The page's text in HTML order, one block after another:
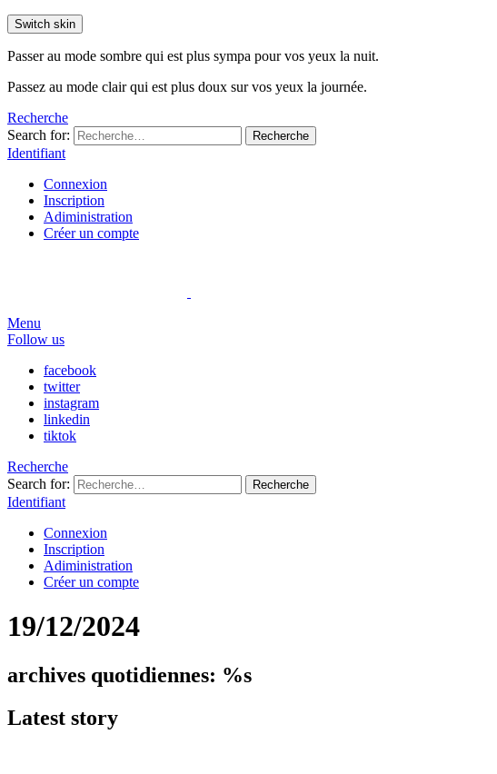
Switch skin
Passer au mode sombre qui est plus sympa pour vos yeux la nuit.
Passez au mode clair qui est plus doux sur vos yeux la journée.
Recherche
Search for:
Recherche
Identifiant
Connexion
Inscription
Adiministration
Créer un compte
Menu
Follow us
facebook
twitter
instagram
linkedin
tiktok
Recherche
Search for:
Recherche
Identifiant
Connexion
Inscription
Adiministration
Créer un compte
19/12/2024
archives quotidiennes: %s
Latest story